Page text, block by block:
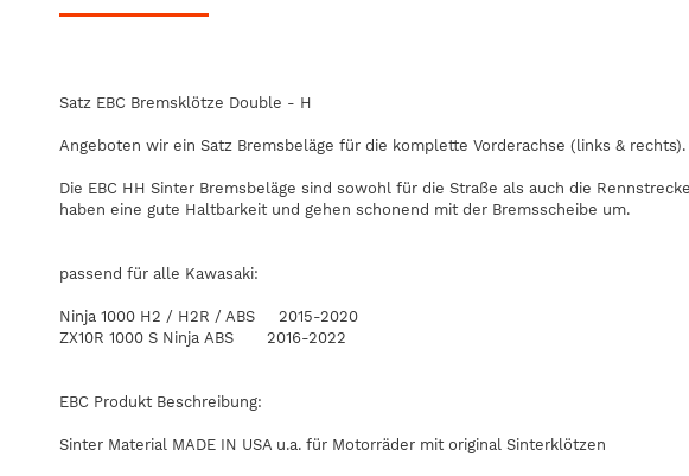
Satz EBC Bremsklötze Double - H
Angeboten wir ein Satz Bremsbeläge für die komplette Vorderachse (links & rechts).
Die EBC HH Sinter Bremsbeläge sind sowohl für die Straße als auch die
haben eine gute Haltbarkeit und gehen schonend mit der Bremsscheibe um.
passend für alle Kawasaki:
Ninja 1000 H2 / H2R / ABS 2015-2020
ZX10R 1000 S Ninja ABS 2016-2022
EBC Produkt Beschreibung:
Sinter Material MADE IN USA u.a. für Motorräder mit original Sinterklötzen